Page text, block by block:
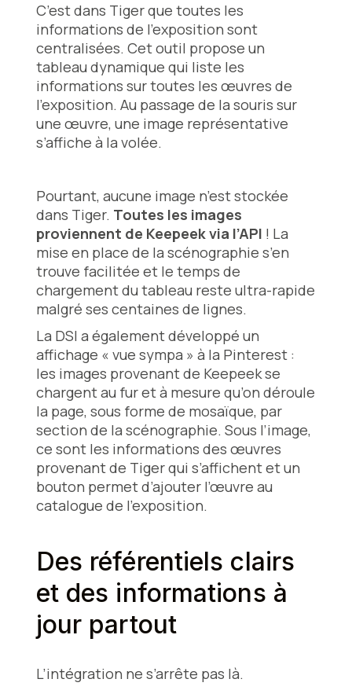
C’est dans Tiger que toutes les
informations de l’exposition sont
centralisées. Cet outil propose un
tableau dynamique qui liste les
informations sur toutes les œuvres de
l’exposition. Au passage de la souris sur
une œuvre, une image représentative
s’affiche à la volée.
Pourtant, aucune image n’est stockée
dans Tiger. Toutes les images
proviennent de Keepeek via l’API ! La
mise en place de la scénographie s’en
trouve facilitée et le temps de
chargement du tableau reste ultra-rapide
malgré ses centaines de lignes.
La DSI a également développé un
affichage « vue sympa » à la Pinterest :
les images provenant de Keepeek se
chargent au fur et à mesure qu’on déroule
la page, sous forme de mosaïque, par
section de la scénographie. Sous l’image,
ce sont les informations des œuvres
provenant de Tiger qui s’affichent et un
bouton permet d’ajouter l’œuvre au
catalogue de l’exposition.
Des référentiels clairs
et des informations à
jour partout
L’intégration ne s’arrête pas là.